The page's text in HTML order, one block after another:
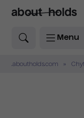
Menu
.aboutholds.com